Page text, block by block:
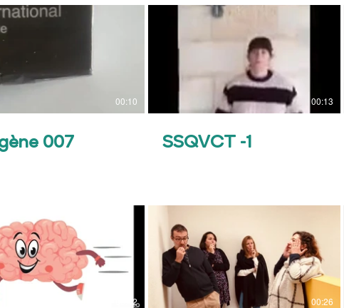
00:10
007
00:13
SSQVCT -1
00:42 00:26